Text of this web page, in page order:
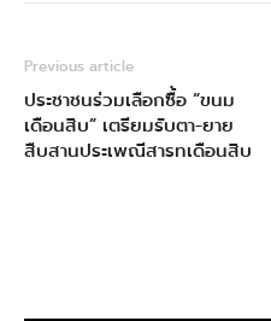
Previous article
ประชาชนร่วมเลือกซื้อ “ขนม
เดือนสิบ” เตรียมรับตา-ยาย
สืบสานประเพณีสารทเดือนสิบ